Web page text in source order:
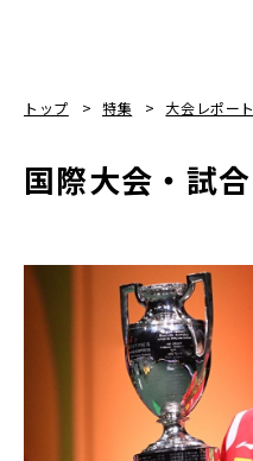
トップ 特集 大会レポート
国際大会・試合